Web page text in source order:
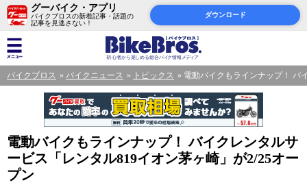
グーバイク・アプリ
バイクブロスの新着記事・話題の
記事を見逃さない！
ダウンロード
バイクブロス バイクニュース トピックス 電動バイクもラインナップ！ バ
電動バイクもラインナップ！ バイクレンタルサ
ービス「レンタル819イオン茅ヶ崎」が2/25オー
プン